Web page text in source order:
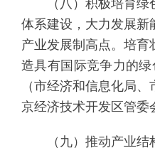
（八）积极培育绿色
体系建设，大力发展新
产业发展制高点。培
造具有国际竞争力的
（市经济和信息化局
京经济技术开发区管委
（九）推动产业结构